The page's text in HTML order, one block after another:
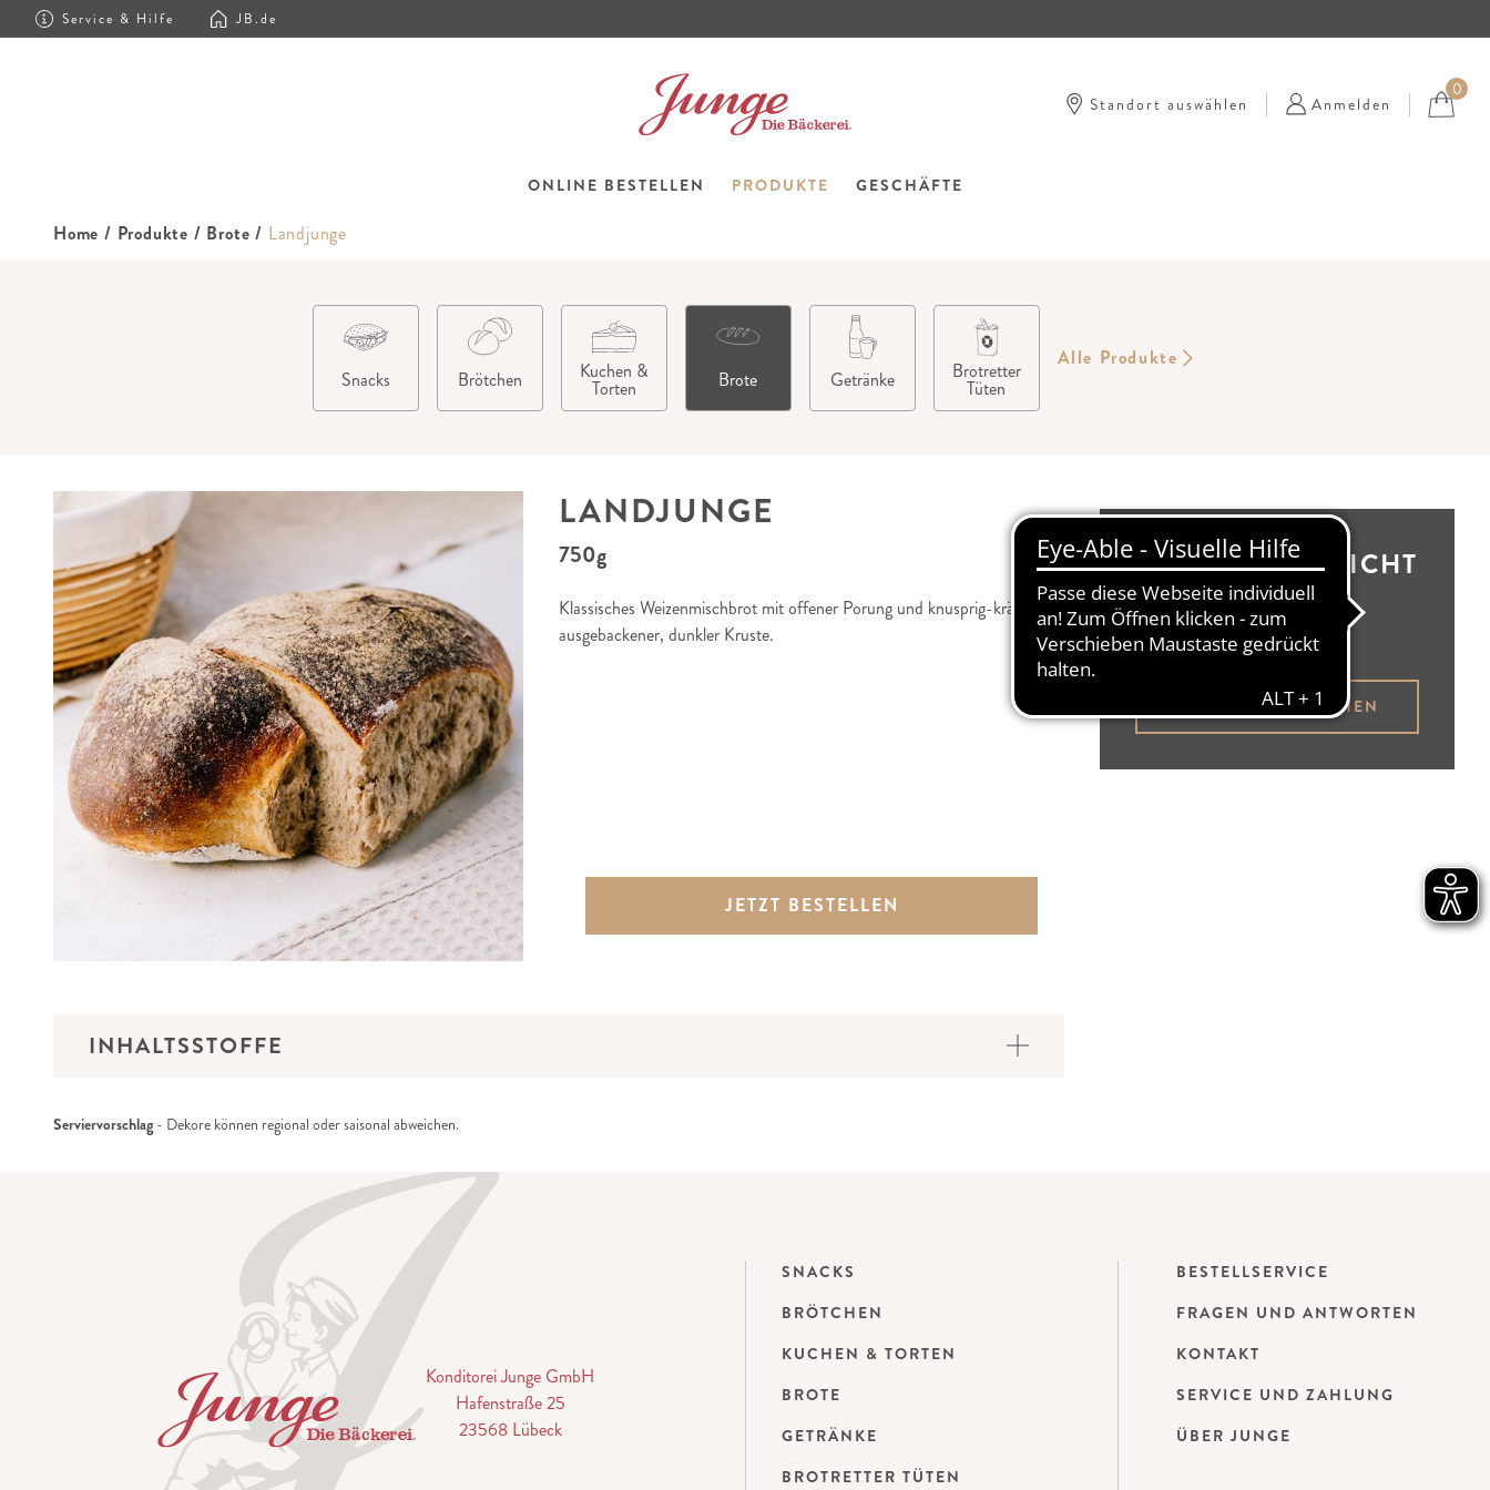
Service & Hilfe JB.de
Standort auswählen Anmelden
0
ONLINE BESTELLEN PRODUKTE GESCHÄFTE
Home / Produkte / Brote / Landjunge
Snacks Brötchen Kuchen &
Torten Brote Getränke Brotretter
Tüten
Alle Produkte
LANDJUNGE
750g
JETZT BESTELLEN
Klassisches Weizenmischbrot mit offener Porung und knusprig-kräftig
ausgebackener, dunkler Kruste.
INHALTSSTOFFE
Serviervorschlag - Dekore können regional oder saisonal abweichen.
BESTELLÜBERSICHT
Brotbüdel leer
BROTBÜDEL ANSEHEN
Konditorei Junge GmbH
Hafenstraße 25
23568 Lübeck
SNACKS
BRÖTCHEN
KUCHEN & TORTEN
BROTE
GETRÄNKE
BROTRETTER TÜTEN
BESTELLSERVICE
FRAGEN UND ANTWORTEN
KONTAKT
SERVICE UND ZAHLUNG
ÜBER JUNGE